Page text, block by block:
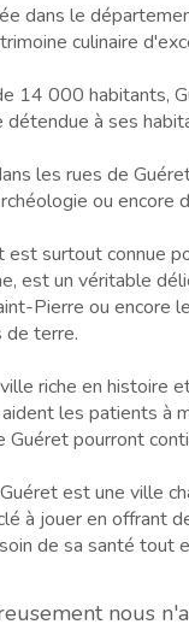
dans le
culinaire
14 000 habitants,
détendue à ses
les rues de
ou encore
est surtout connue
est un véritable
Pierre ou encore
de terre.
riche en histoire
les patients à
Guéret pourront
est une ville
à jouer en offrant
de sa santé tout
nous